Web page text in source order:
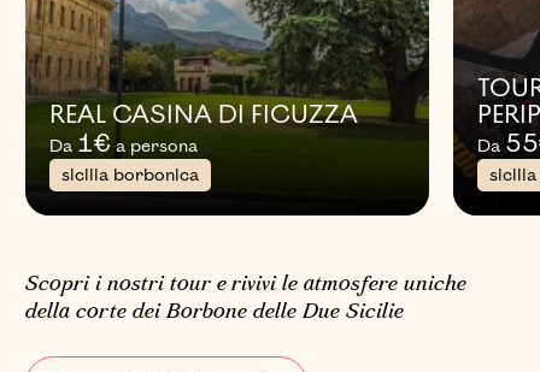
REAL CASINA DI FICUZZA
Da 1€a persona
sicilia borbonica
Da 55
Scopri i nostri tour e rivivi le atmosfere uniche
della corte dei Borbone delle Due Sicilie